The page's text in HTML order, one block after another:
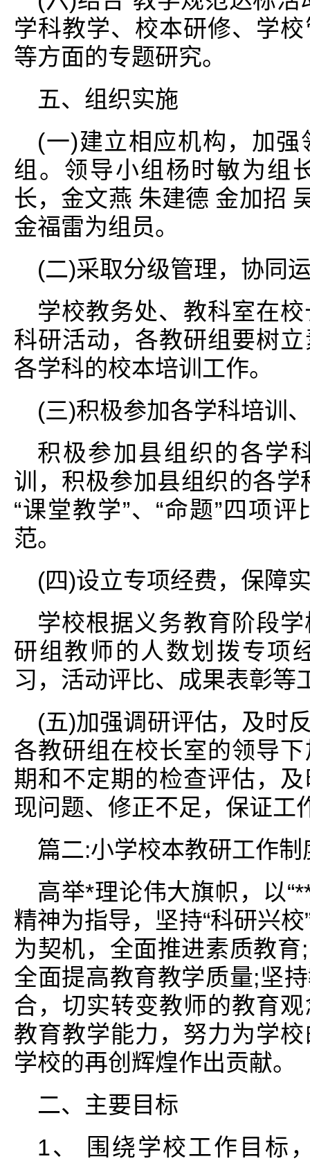
学科教学、校本研修、学
等方面的专题研究。
五、组织实施
(一)建立相应机构，加
组。领导小组杨时敏为组
长，金文燕 朱建德 金加招
金福雷为组员。
(二)采取分级管理，协同
学校教务处、教科室在
科研活动，各教研组要树
各学科的校本培训工作。
(三)积极参加各学科培训
积极参加县组织的各学
训，积极参加县组织的各学
“课堂教学”、“命题”四项
范。
(四)设立专项经费，保障
学校根据义务教育阶段
研组教师的人数划拨专项
习，活动评比、成果表彰等
(五)加强调研评估，及时
各教研组在校长室的领导
期和不定期的检查评估，
现问题、修正不足，保证工
篇二:小学校本教研工作制
高举*理论伟大旗帜，以
精神为指导，坚持“科研兴
为契机，全面推进素质教
全面提高教育教学质量;坚
合，切实转变教师的教育
教育教学能力，努力为学
学校的再创辉煌作出贡献。
二、主要目标
1、 围绕学校工作目标